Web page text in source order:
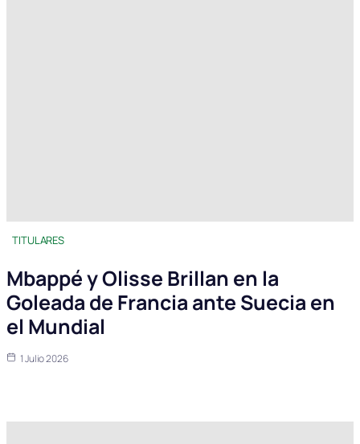
TITULARES
Mbappé y Olisse Brillan en la
Goleada de Francia ante Suecia en
el Mundial
1 Julio 2026